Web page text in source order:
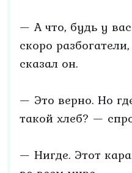
— А что, будь у
скоро
сказал он.
— Это верно. Но
такой хлеб? —
— Нигде. Этот